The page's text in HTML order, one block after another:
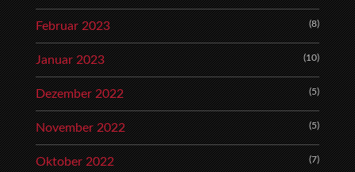
Februar 2023 (8)
Januar 2023 (10)
Dezember 2022 (5)
November 2022 (5)
Oktober 2022 (7)